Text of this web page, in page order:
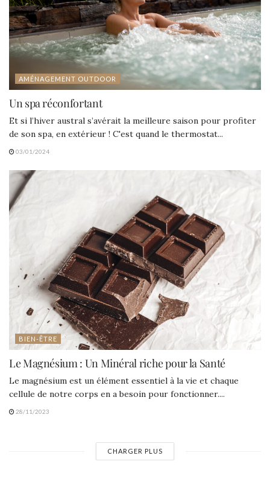
AMÉNAGEMENT OUTDOOR
Un spa réconfortant
Et si l’hiver austral s’avérait la meilleure saison pour profiter
de son spa, en extérieur ! C'est quand le thermostat...
03/01/2024
BIEN-ÊTRE
Le Magnésium : Un Minéral riche pour la Santé
Le magnésium est un élément essentiel à la vie et chaque
cellule de notre corps en a besoin pour fonctionner....
28/11/2023
CHARGER PLUS